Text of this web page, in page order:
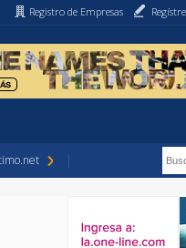
Registro de Empresas